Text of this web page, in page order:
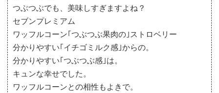
つぶつぶでも、美味しすぎますよね？
セブンプレミアム
ワッフルコーン｢つぶつぶ果肉の｣ストロベリー
分かりやすい｢イチゴミルク感｣からの。
分かりやすい｢つぶつぶ感｣は。
キュンな幸せでした。
ワッフルコーンとの相性もよきで。